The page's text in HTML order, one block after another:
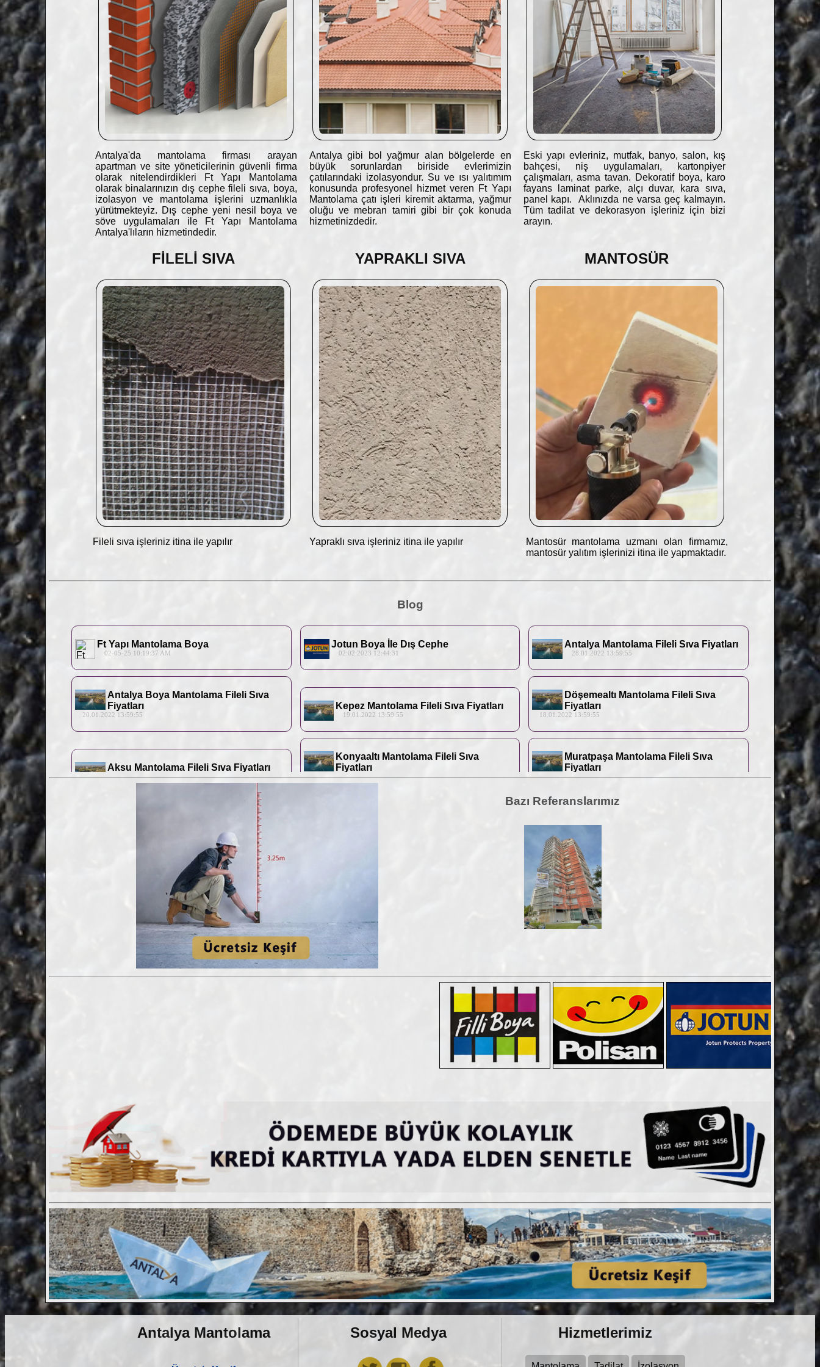
Antalya'da mantolama firması arayan
apartman ve site yöneticilerinin güvenli firma
olarak nitelendirdikleri Ft Yapı Mantolama
olarak binalarınızın dış cephe fileli sıva, boya,
izolasyon ve mantolama işlerini uzmanlıkla
yürütmekteyiz. Dış cephe yeni nesil boya ve
söve uygulamaları ile Ft Yapı Mantolama
Antalya'lıların hizmetindedir.
Antalya gibi bol yağmur alan bölgelerde en
büyük sorunlardan biriside evlerimizin
çatılarındaki izolasyondur. Su ve ısı yalıtımım
konusunda profesyonel hizmet veren Ft Yapı
Mantolama çatı işleri kiremit aktarma, yağmur
oluğu ve mebran tamiri gibi bir çok konuda
hizmetinizdedir.
Eski yapı evleriniz, mutfak, banyo, salon, kış
bahçesi, niş uygulamaları, kartonpiyer
çalışmaları, asma tavan. Dekoratif boya, karo
fayans laminat parke, alçı duvar, kara sıva,
panel kapı. Aklınızda ne varsa geç kalmayın.
Tüm tadilat ve dekorasyon işleriniz için bizi
arayın.
FİLELİ SIVA
Fileli sıva işleriniz itina ile yapılır
YAPRAKLI SIVA
Yapraklı sıva işleriniz itina ile yapılır
MANTOSÜR
Mantosür mantolama uzmanı olan firmamız,
mantosür yalıtım işlerinizi itina ile yapmaktadır.
Blog
Ft Yapı Mantolama Boya
02-05-25 10:19:37 AM
Jotun Boya İle Dış Cephe
02:02:2023 12:44:31
Antalya Mantolama Fileli Sıva Fiyatları
28.01.2022 13:59:55
Antalya Boya Mantolama Fileli Sıva
Fiyatları
20.01.2022 13:59:55
Kepez Mantolama Fileli Sıva Fiyatları
19.01.2022 13:59:55
Döşemealtı Mantolama Fileli Sıva
Fiyatları
18.01.2022 13:59:55
Aksu Mantolama Fileli Sıva Fiyatları
17.01.2022 13:59:55
Konyaaltı Mantolama Fileli Sıva
Fiyatları
16.01.2022 13:59:55
Muratpaşa Mantolama Fileli Sıva
Fiyatları
15.01.2022 13:59:55
Serik Mantolama Fileli Sıva Fiyatları
12.01.2022 13:59:55
Bazı Referanslarımız
Antalya Mantolama Sosyal Medya Hizmetlerimiz